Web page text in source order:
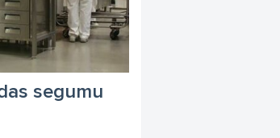
segumu